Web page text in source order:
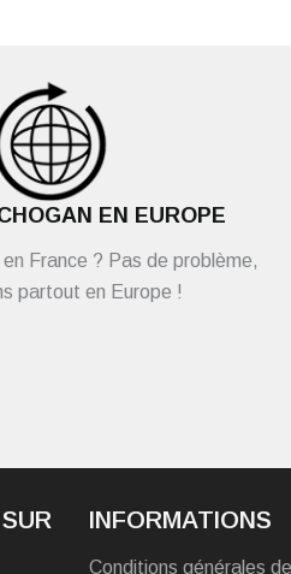
EN EUROPE
en France ? Pas de problème,
partout en Europe !
INFORMATIONS
Conditions générales